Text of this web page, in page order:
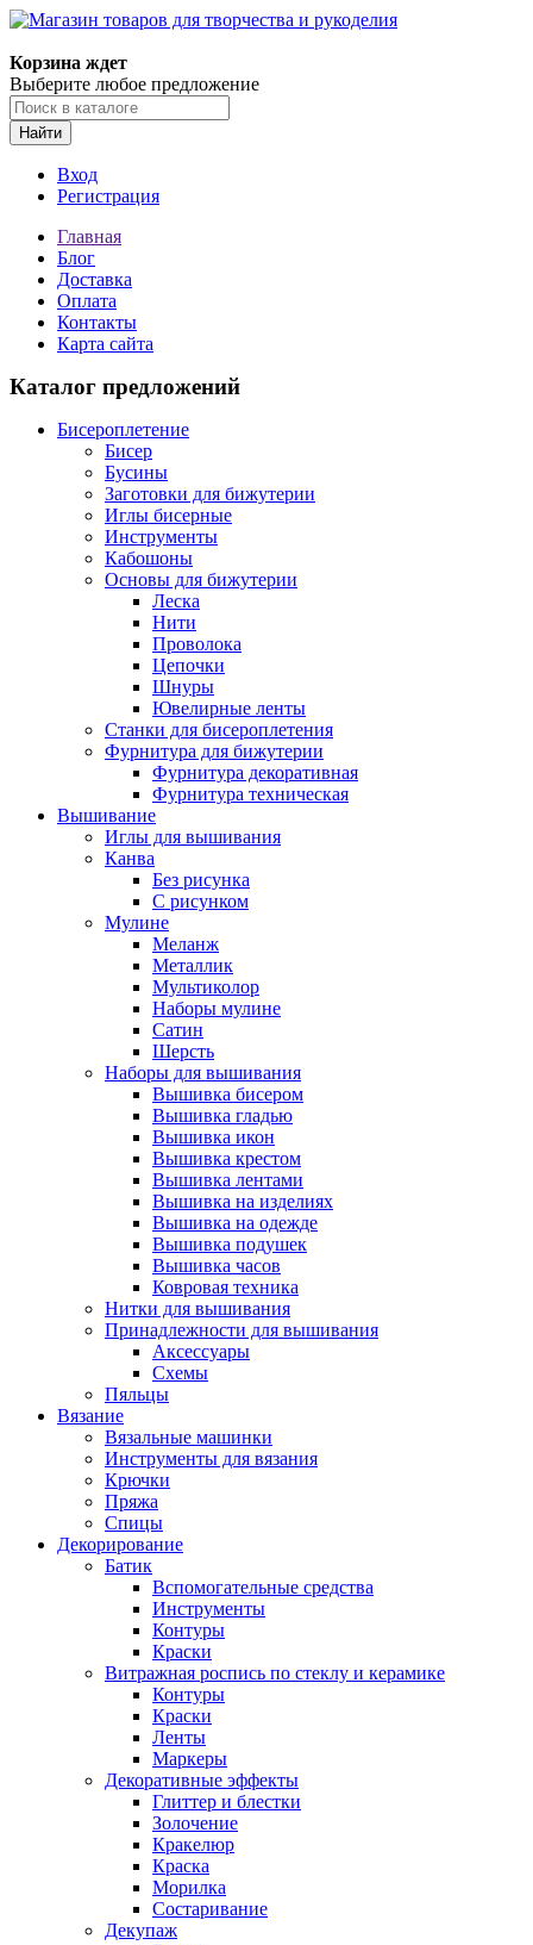
Корзина ждет
Выберите любое предложение
Найти
Вход
Регистрация
Главная
Блог
Доставка
Оплата
Контакты
Карта сайта
Каталог предложений
Бисероплетение
Бисер
Бусины
Заготовки для бижутерии
Иглы бисерные
Инструменты
Кабошоны
Основы для бижутерии
Леска
Нити
Проволока
Цепочки
Шнуры
Ювелирные ленты
Станки для бисероплетения
Фурнитура для бижутерии
Фурнитура декоративная
Фурнитура техническая
Вышивание
Иглы для вышивания
Канва
Без рисунка
С рисунком
Мулине
Меланж
Металлик
Мультиколор
Наборы мулине
Сатин
Шерсть
Наборы для вышивания
Вышивка бисером
Вышивка гладью
Вышивка икон
Вышивка крестом
Вышивка лентами
Вышивка на изделиях
Вышивка на одежде
Вышивка подушек
Вышивка часов
Ковровая техника
Нитки для вышивания
Принадлежности для вышивания
Аксессуары
Схемы
Пяльцы
Вязание
Вязальные машинки
Инструменты для вязания
Крючки
Пряжа
Спицы
Декорирование
Батик
Вспомогательные средства
Инструменты
Контуры
Краски
Витражная роспись по стеклу и керамике
Контуры
Краски
Ленты
Маркеры
Декоративные эффекты
Глиттер и блестки
Золочение
Кракелюр
Краска
Морилка
Состаривание
Декупаж